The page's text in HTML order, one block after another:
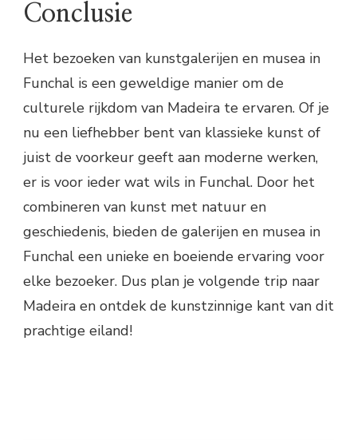
Conclusie
Het bezoeken van kunstgalerijen en musea in
Funchal is een geweldige manier om de
culturele rijkdom van Madeira te ervaren. Of je
nu een liefhebber bent van klassieke kunst of
juist de voorkeur geeft aan moderne werken,
er is voor ieder wat wils in Funchal. Door het
combineren van kunst met natuur en
geschiedenis, bieden de galerijen en musea in
Funchal een unieke en boeiende ervaring voor
elke bezoeker. Dus plan je volgende trip naar
Madeira en ontdek de kunstzinnige kant van dit
prachtige eiland!